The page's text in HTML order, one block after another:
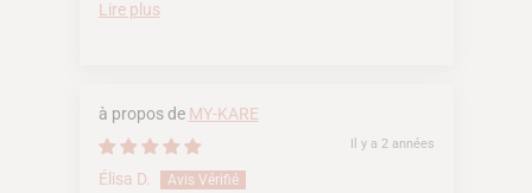
Lire plus
MY-KARE
Il y a 2 années
Élisa D.